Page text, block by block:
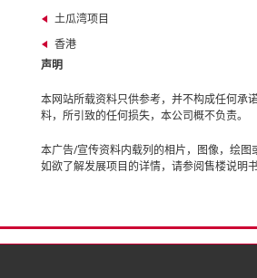
土瓜湾项目
香港
声明
本网站所载资料只供参考，并不构成任何承
料，所引致的任何损失，本公司概不负责。
本广告/宣传资料内载列的相片，图像，绘
如欲了解发展项目的详情，请参阅售楼说明